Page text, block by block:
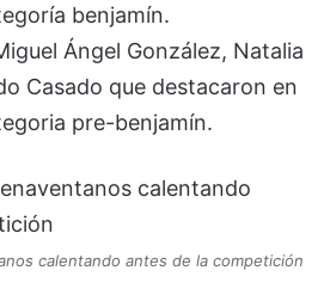
benjamín.
Ángel González, Natalia
Casado que destacaron en
pre-benjamín.
calentando antes de la competición